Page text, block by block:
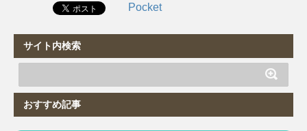
Pocket
サイト内検索
おすすめ記事